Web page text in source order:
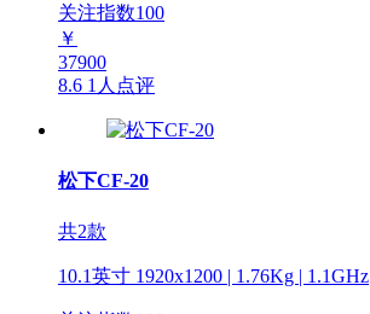
关注指数100
￥
37900
8.6 1人点评
松下CF-20
共2款
10.1英寸 1920x1200 | 1.76Kg | 1.1GHz